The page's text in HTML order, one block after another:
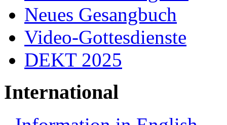
Neues Gesangbuch
Video-Gottesdienste
DEKT 2025
International